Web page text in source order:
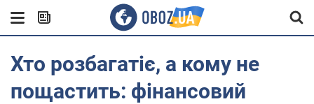
Хто розбагатіє, а кому не
пощастить: фінансовий